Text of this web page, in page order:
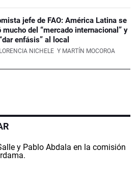
jefe de FAO: América Latina se
mucho del “mercado internacional” y
enfásis” al local
NICHELE Y MARTÍN MOCOROA